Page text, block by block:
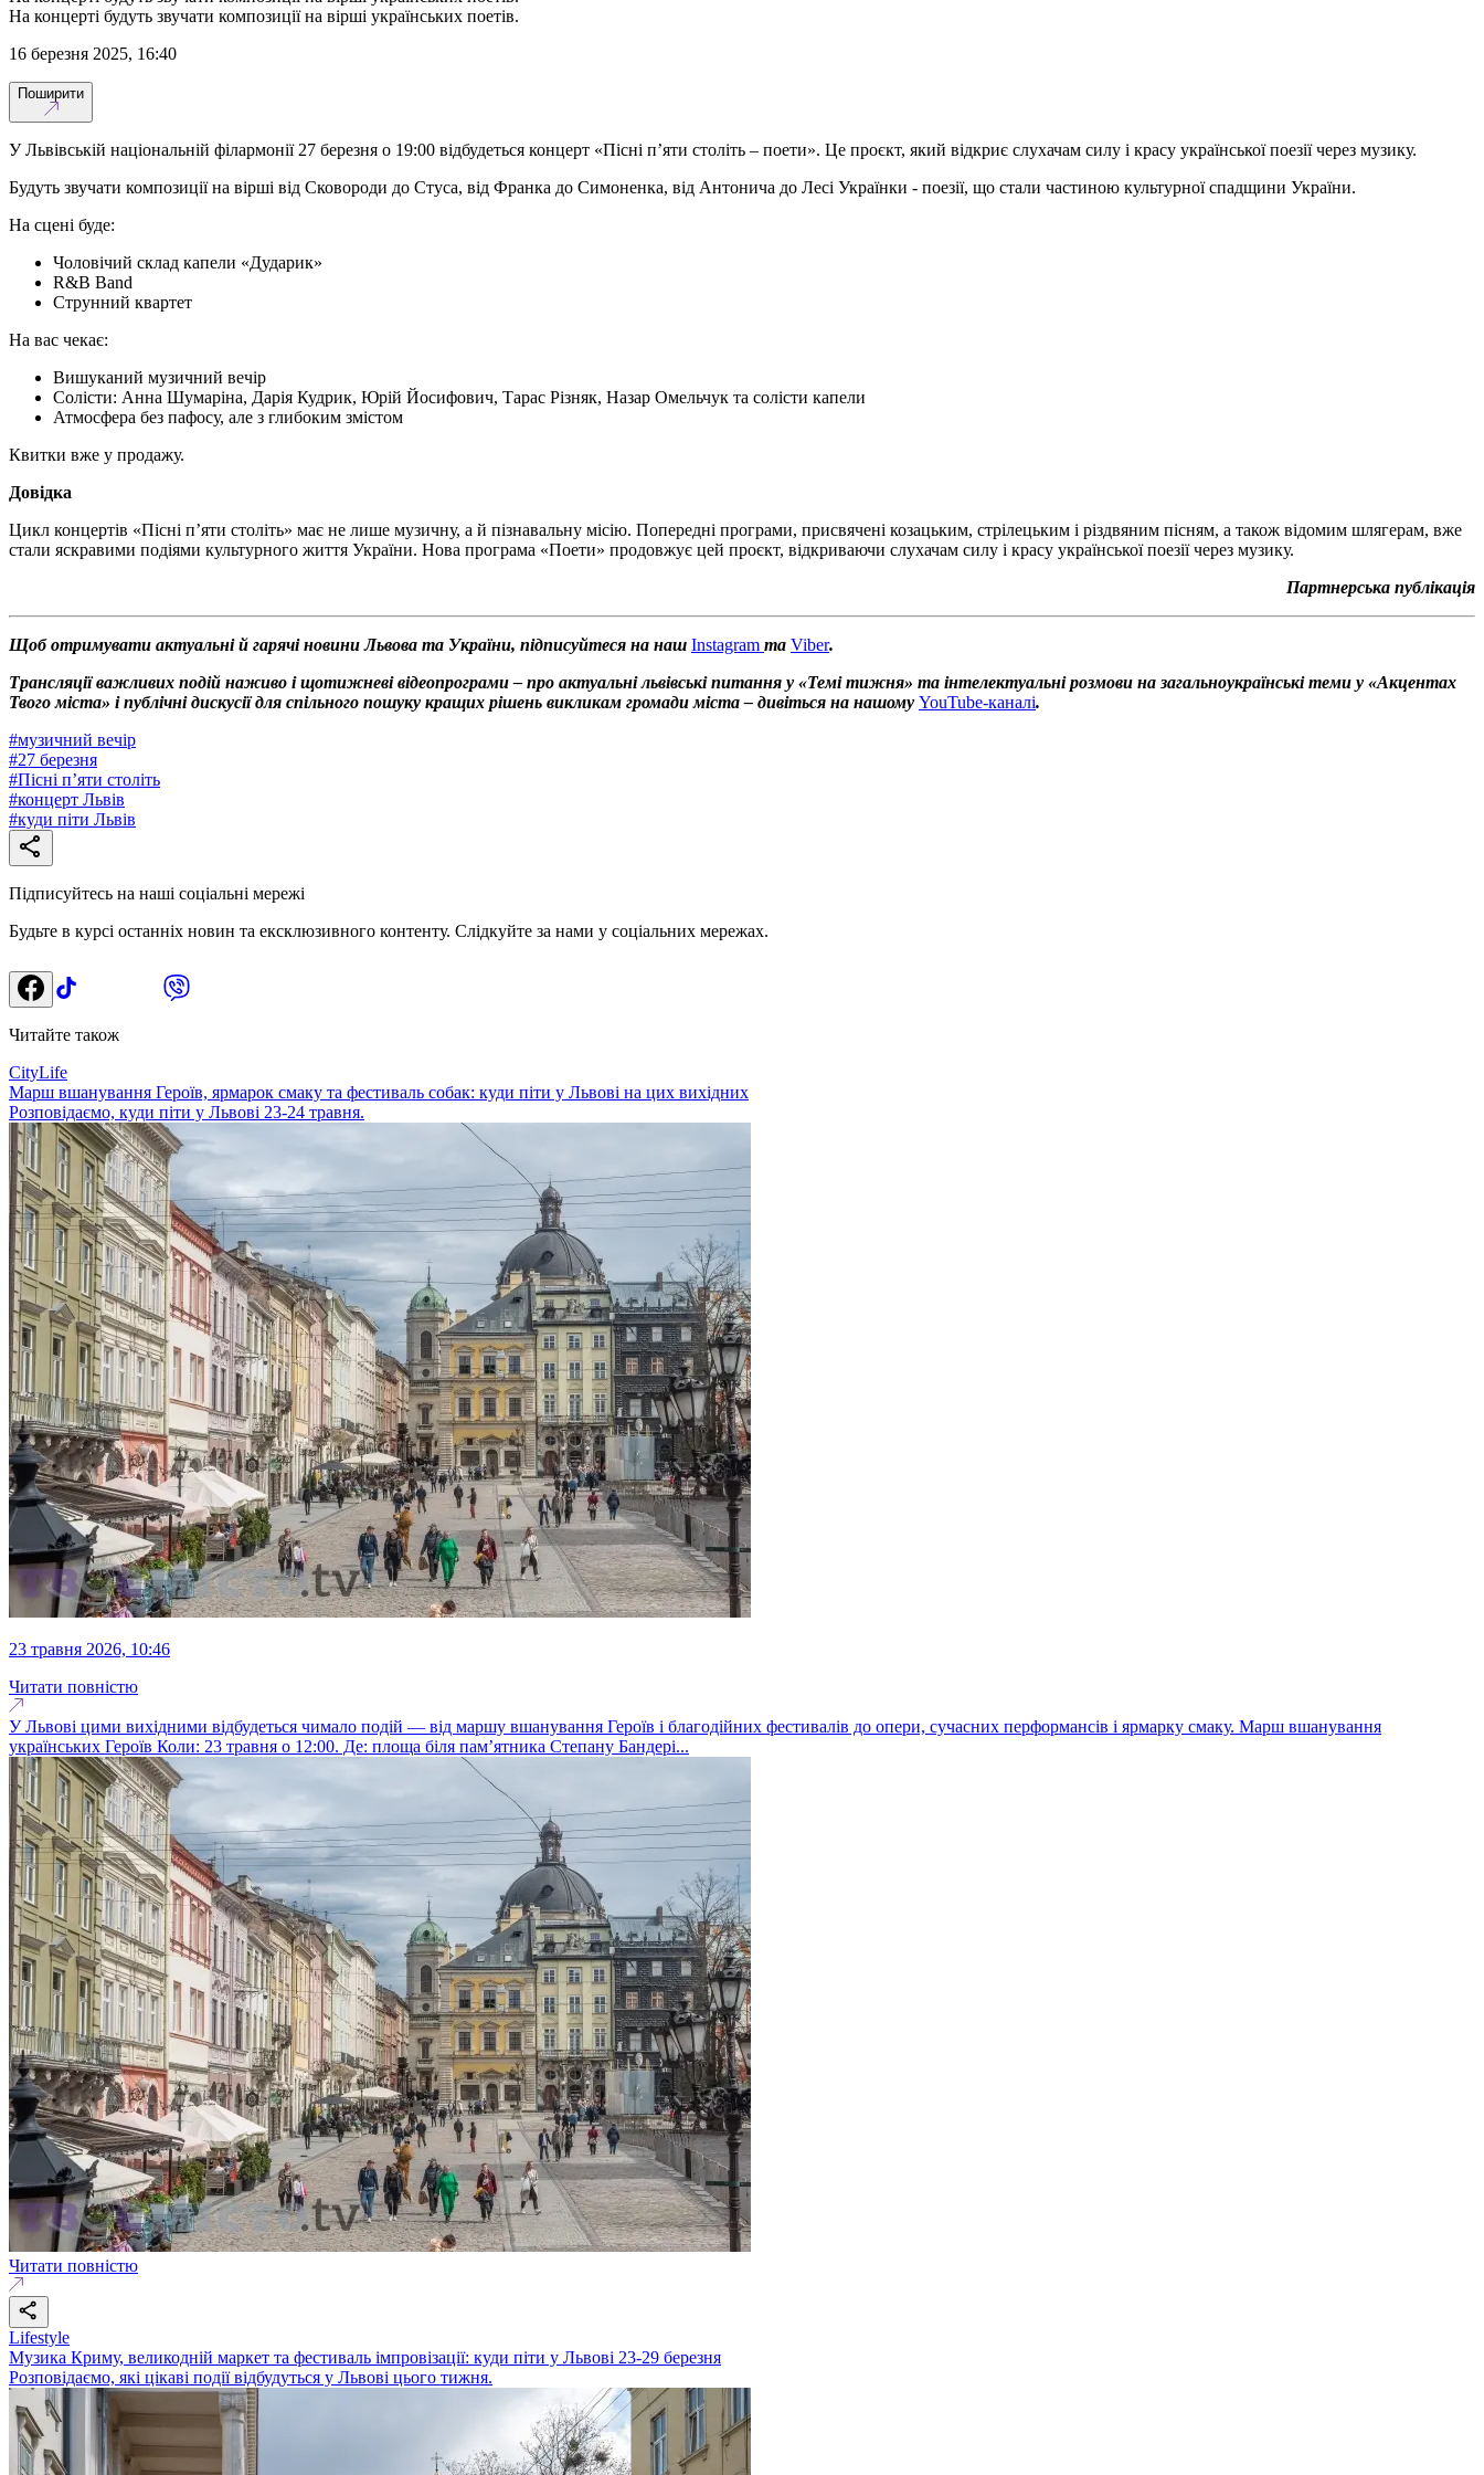
На концерті будуть звучати композиції на вірші українських поетів.
16 березня 2025, 16:40
Поширити
У Львівській національній філармонії 27 березня о 19:00 відбудеться концерт «Пісні п’яти століть – поети». Це проєкт, який відкриє слухачам силу і красу української поезії через музику.
Будуть звучати композиції на вірші від Сковороди до Стуса, від Франка до Симоненка, від Антонича до Лесі Українки - поезії, що стали частиною культурної спадщини України.
На сцені буде:
Чоловічий склад капели «Дударик»
R&B Band
Струнний квартет
На вас чекає:
Вишуканий музичний вечір
Солісти: Анна Шумаріна, Дарія Кудрик, Юрій Йосифович, Тарас Різняк, Назар Омельчук та солісти капели
Атмосфера без пафосу, але з глибоким змістом
Квитки вже у продажу.
Довідка
Цикл концертів «Пісні п’яти століть» має не лише музичну, а й пізнавальну місію. Попередні програми, присвячені козацьким, стрілецьким і різдвяним пісням, а також відомим шлягерам, вже
стали яскравими подіями культурного життя України. Нова програма «Поети» продовжує цей проєкт, відкриваючи слухачам силу і красу української поезії через музику.
Партнерська публікація
Щоб отримувати актуальні й гарячі новини Львова та України, підписуйтеся на наш Instagram та Viber.
Трансляції важливих подій наживо і щотижневі відеопрограми – про актуальні львівські питання у «Темі тижня» та інтелектуальні розмови на загальноукраїнські теми у «Акцентах
Твого міста» і публічні дискусії для спільного пошуку кращих рішень викликам громади міста – дивіться на нашому YouTube-каналі.
#музичний вечір
#27 березня
#Пісні п’яти століть
#концерт Львів
#куди піти Львів
Підписуйтесь на наші соціальні мережі
Будьте в курсі останніх новин та ексклюзивного контенту. Слідкуйте за нами у соціальних мережах.
Читайте також
CityLife
Марш вшанування Героїв, ярмарок смаку та фестиваль собак: куди піти у Львові на цих вихідних
Розповідаємо, куди піти у Львові 23-24 травня.
23 травня 2026, 10:46
Читати повністю
У Львові цими вихідними відбудеться чимало подій — від маршу вшанування Героїв і благодійних фестивалів до опери, сучасних перформансів і ярмарку смаку. Марш вшанування
українських Героїв Коли: 23 травня о 12:00. Де: площа біля пам’ятника Степану Бандері...
Читати повністю
Lifestyle
Музика Криму, великодній маркет та фестиваль імпровізації: куди піти у Львові 23-29 березня
Розповідаємо, які цікаві події відбудуться у Львові цього тижня.